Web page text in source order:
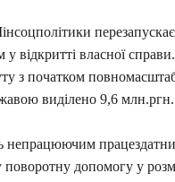
відкритті власної справи.
з початком
виділено 9,6 млн.ргн.
поворотну допомогу у